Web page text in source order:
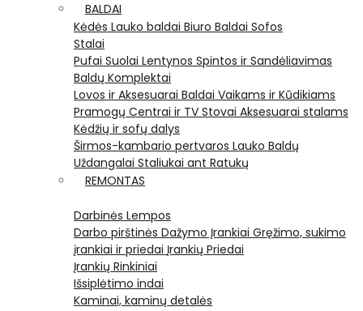
BALDAI
Kėdės Lauko baldai Biuro Baldai Sofos
Stalai
Pufai Suolai Lentynos Spintos ir Sandėliavimas
Baldų Komplektai
Lovos ir Aksesuarai Baldai Vaikams ir Kūdikiams
Pramogų Centrai ir TV Stovai Aksesuarai stalams
Kėdžių ir sofų dalys
Širmos-kambario pertvaros Lauko Baldų
Uždangalai Staliukai ant Ratukų
REMONTAS
Darbinės Lempos
Darbo pirštinės Dažymo Įrankiai Gręžimo, sukimo
įrankiai ir priedai Įrankių Priedai
Įrankių Rinkiniai
Išsiplėtimo indai
Kaminai, kaminų detalės